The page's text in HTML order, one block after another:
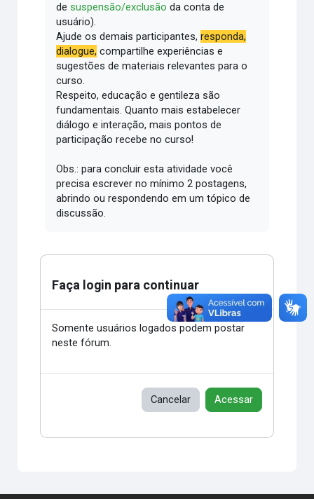
desuspensão/exclusão da conta de
usuário).
Ajude os demais participantes,responda,
dialogue, compartilhe experiências e
sugestões de materiais relevantes para o
curso.
Respeito, educação e gentileza são
fundamentais.Quanto mais estabelecer
diálogo e interação, mais pontos de
participação recebe no curso!
Obs.: para concluir esta atividade você
precisa escrever no mínimo 2 postagens,
abrindo ou respondendo em um tópico de
discussão.
Faça login para continuar
Somente usuários logados podem postar
neste fórum.
Cancelar Acessar